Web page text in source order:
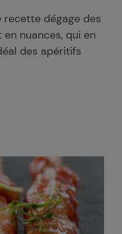
dégage des
nuances, qui en
des apéritifs